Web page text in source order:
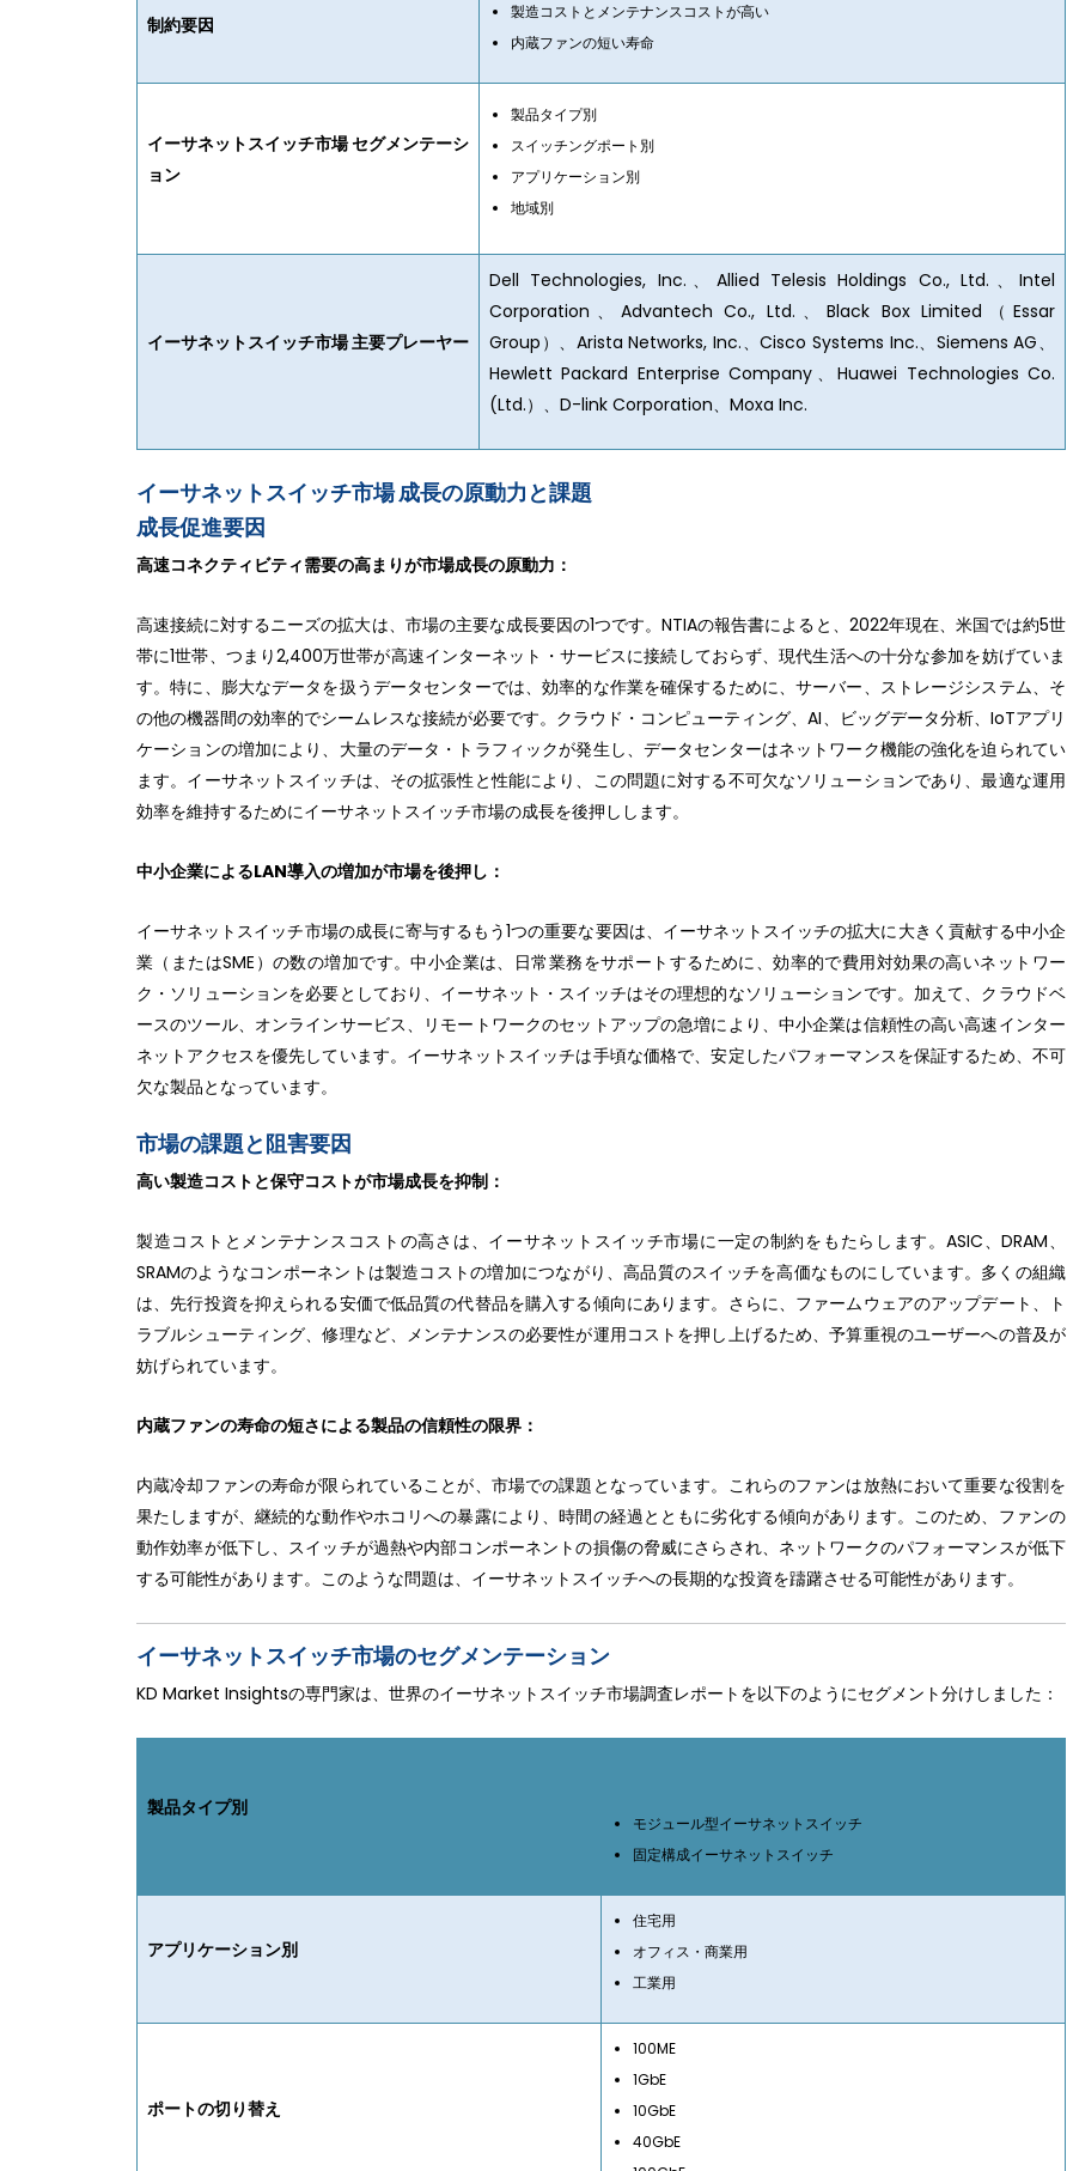
制約要因
製造コストとメンテナンスコストが高い
内蔵ファンの短い寿命
イーサネットスイッチ市場 セグメンテーシ
ョン
製品タイプ別
スイッチングポート別
アプリケーション別
地域別
イーサネットスイッチ市場 主要プレーヤー
Dell Technologies, Inc.、Allied Telesis Holdings Co., Ltd.、Intel
Corporation、Advantech Co., Ltd.、Black Box Limited（Essar
Group）、Arista Networks, Inc.、Cisco Systems Inc.、Siemens AG、
Hewlett Packard Enterprise Company、Huawei Technologies Co.
(Ltd.）、D-link Corporation、Moxa Inc.
イーサネットスイッチ市場 成長の原動力と課題
成長促進要因
高速コネクティビティ需要の高まりが市場成長の原動力：
高速接続に対するニーズの拡大は、市場の主要な成長要因の1つです。NTIAの報告書によると、2022年現在、米国では約5世
帯に1世帯、つまり2,400万世帯が高速インターネット・サービスに接続しておらず、現代生活への十分な参加を妨げていま
す。特に、膨大なデータを扱うデータセンターでは、効率的な作業を確保するために、サーバー、ストレージシステム、そ
の他の機器間の効率的でシームレスな接続が必要です。クラウド・コンピューティング、AI、ビッグデータ分析、IoTアプリ
ケーションの増加により、大量のデータ・トラフィックが発生し、データセンターはネットワーク機能の強化を迫られてい
ます。イーサネットスイッチは、その拡張性と性能により、この問題に対する不可欠なソリューションであり、最適な運用
効率を維持するためにイーサネットスイッチ市場の成長を後押しします。
中小企業によるLAN導入の増加が市場を後押し：
イーサネットスイッチ市場の成長に寄与するもう1つの重要な要因は、イーサネットスイッチの拡大に大きく貢献する中小企
業（またはSME）の数の増加です。中小企業は、日常業務をサポートするために、効率的で費用対効果の高いネットワー
ク・ソリューションを必要としており、イーサネット・スイッチはその理想的なソリューションです。加えて、クラウドベ
ースのツール、オンラインサービス、リモートワークのセットアップの急増により、中小企業は信頼性の高い高速インター
ネットアクセスを優先しています。イーサネットスイッチは手頃な価格で、安定したパフォーマンスを保証するため、不可
欠な製品となっています。
市場の課題と阻害要因
高い製造コストと保守コストが市場成長を抑制：
製造コストとメンテナンスコストの高さは、イーサネットスイッチ市場に一定の制約をもたらします。ASIC、DRAM、
SRAMのようなコンポーネントは製造コストの増加につながり、高品質のスイッチを高価なものにしています。多くの組織
は、先行投資を抑えられる安価で低品質の代替品を購入する傾向にあります。さらに、ファームウェアのアップデート、ト
ラブルシューティング、修理など、メンテナンスの必要性が運用コストを押し上げるため、予算重視のユーザーへの普及が
妨げられています。
内蔵ファンの寿命の短さによる製品の信頼性の限界：
内蔵冷却ファンの寿命が限られていることが、市場での課題となっています。これらのファンは放熱において重要な役割を
果たしますが、継続的な動作やホコリへの暴露により、時間の経過とともに劣化する傾向があります。このため、ファンの
動作効率が低下し、スイッチが過熱や内部コンポーネントの損傷の脅威にさらされ、ネットワークのパフォーマンスが低下
する可能性があります。このような問題は、イーサネットスイッチへの長期的な投資を躊躇させる可能性があります。
イーサネットスイッチ市場のセグメンテーション
KD Market Insightsの専門家は、世界のイーサネットスイッチ市場調査レポートを以下のようにセグメント分けしました：
製品タイプ別
モジュール型イーサネットスイッチ
固定構成イーサネットスイッチ
アプリケーション別
住宅用
オフィス・商業用
工業用
ポートの切り替え
100ME
1GbE
10GbE
40GbE